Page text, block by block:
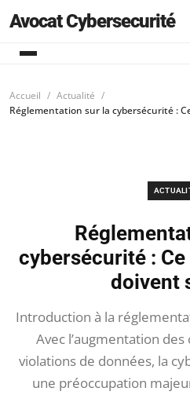
Avocat Cybersecurité
Accueil
Actualité
Réglementation sur la cybersécurité :
cybersécurité :
doivent
Introduction à la
Avec l’augmentation
violations de données, la
une préoccupation